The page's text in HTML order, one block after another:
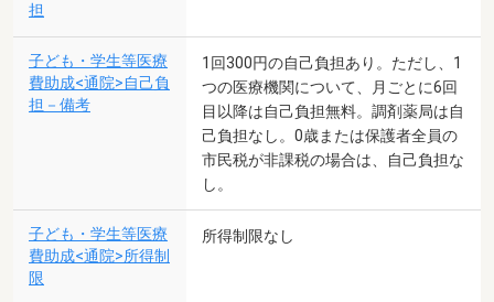
担
子ども・学生等医療
費助成<通院>自己負
担－備考
1回300円の自己負担あり。ただし、1
つの医療機関について、月ごとに6回
目以降は自己負担無料。調剤薬局は自
己負担なし。0歳または保護者全員の
市民税が非課税の場合は、自己負担な
し。
子ども・学生等医療
費助成<通院>所得制
限
所得制限なし